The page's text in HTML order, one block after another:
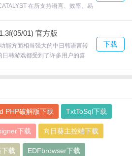
了用户体验
在所支持语言、效率、易
CATALYST的最重要功能改
外软件来说，支持打包功能，
以将翻译的文字打包，欢迎来合
01) 官方版
能方面相当强大的中日韩语言转
日韩游戏都受到了许多用户的喜
下载
PHP破解版下载 TxtToSql下载
下载 向日葵主控端下载
载 EDFbrowser下载